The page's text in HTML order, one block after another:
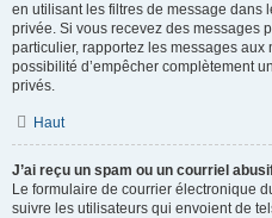
en utilisant les filtres de message dans
privée. Si vous recevez des messages
particulier, rapportez les messages
possibilité d’empêcher complètement
privés.
Haut
J’ai reçu un spam ou un courriel
Le formulaire de courrier électronique
suivre les utilisateurs qui envoient de